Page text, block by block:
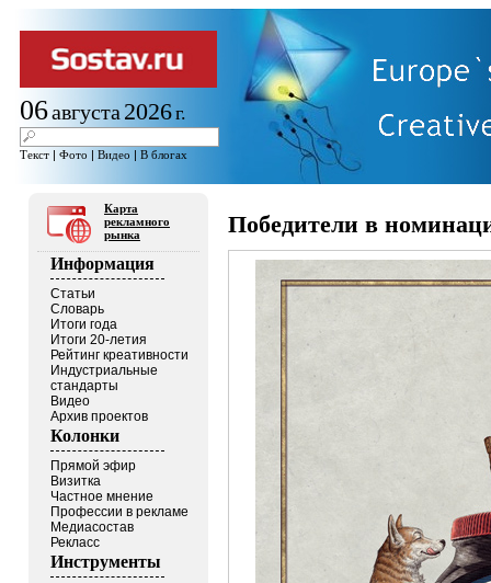
06августа 2026г.
Текст | Фото | Видео | В блогах
Карта
рекламного
рынка
Информация
Статьи
Словарь
Итоги года
Итоги 20-летия
Рейтинг креативности
Индустриальные
стандарты
Видео
Архив проектов
Колонки
Прямой эфир
Визитка
Частное мнение
Профессии в рекламе
Медиасостав
Рекласс
Инструменты
Победители в